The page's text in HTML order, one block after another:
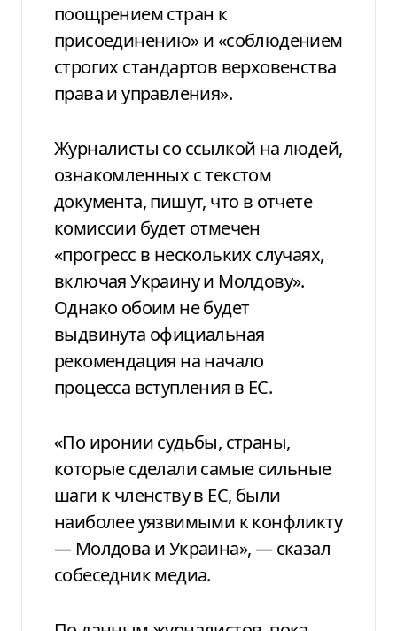
поощрением стран к
присоединению» и «соблюдением
строгих стандартов верховенства
права и управления».
Журналисты со ссылкой на людей,
ознакомленных с текстом
документа, пишут, что в отчете
комиссии будет отмечен
«прогресс в нескольких случаях,
включая Украину и Молдову».
Однако обоим не будет
выдвинута официальная
рекомендация на начало
процесса вступления в ЕС.
«По иронии судьбы, страны,
которые сделали самые сильные
шаги к членству в ЕС, были
наиболее уязвимыми к конфликту
— Молдова и Украина», — сказал
собеседник медиа.